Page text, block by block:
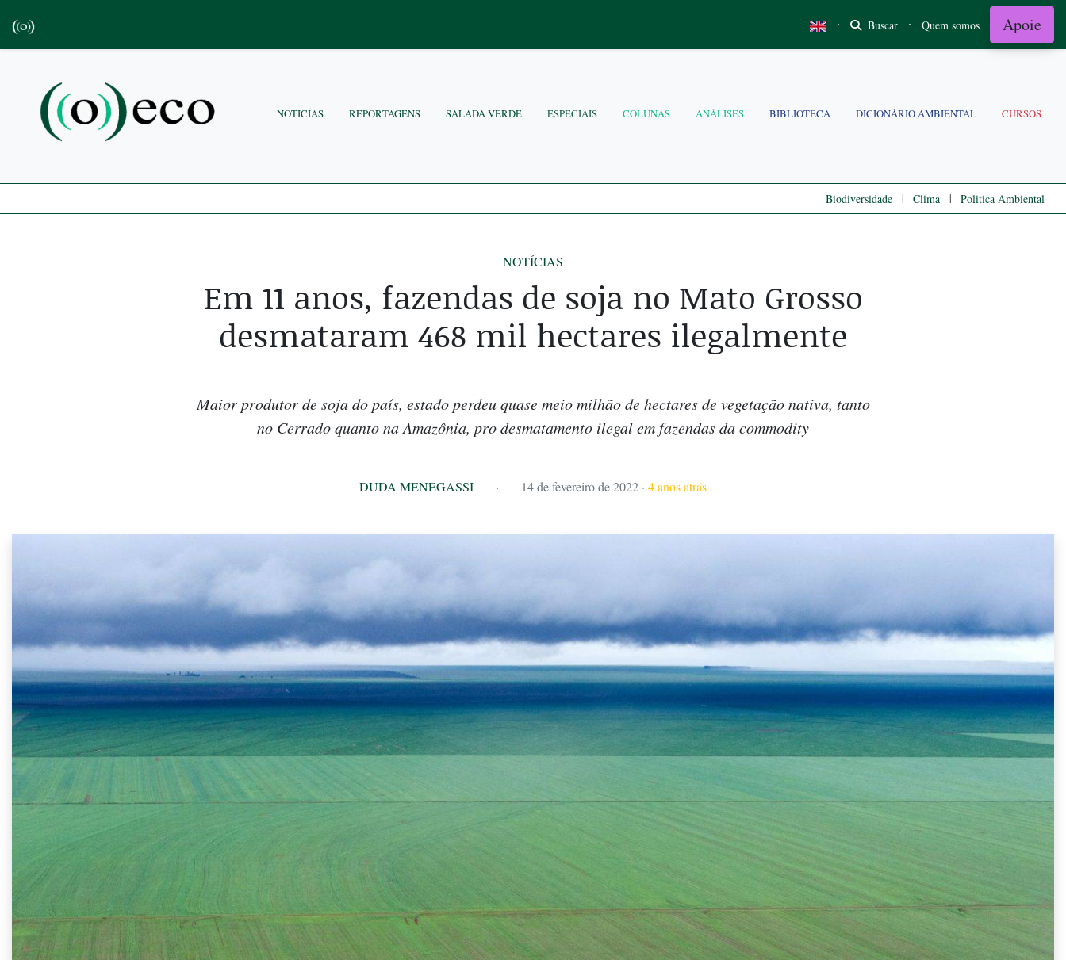
· Buscar · Quem somos Apoie
NOTÍCIAS REPORTAGENS SALADA VERDE ESPECIAIS COLUNAS ANÁLISES BIBLIOTECA DICIONÁRIO AMBIENTAL CURSOS
Biodiversidade | Clima | Politica Ambiental
NOTÍCIAS
Em 11 anos, fazendas de soja no Mato Grosso
desmataram 468 mil hectares ilegalmente
Maior produtor de soja do país, estado perdeu quase meio milhão de hectares de vegetação nativa, tanto
no Cerrado quanto na Amazônia, pro desmatamento ilegal em fazendas da commodity
DUDA MENEGASSI · 14 de fevereiro de 2022 · 4 anos atrás